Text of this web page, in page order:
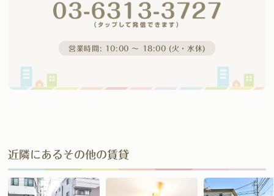
営業時間: 10:00 〜 18:00 (火・水休)
近隣にあるその他の賃貸